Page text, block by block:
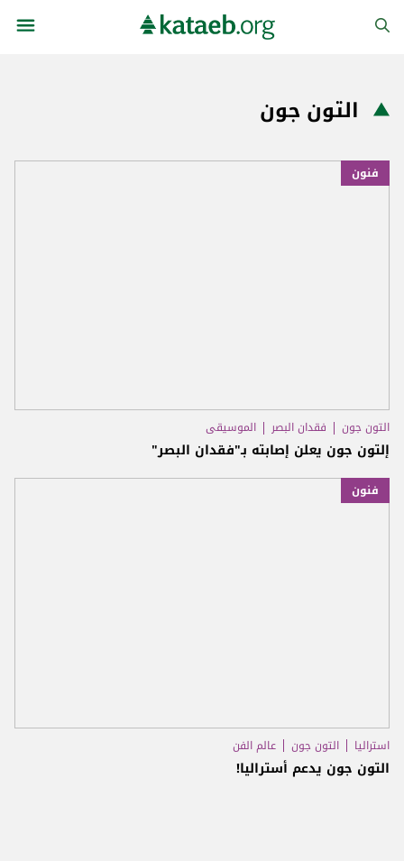
التون جون
فنون
التون جون فقدان البصر الموسيقى
إلتون جون يعلن إصابته بـ"فقدان البصر"
فنون
استراليا التون جون عالم الفن
التون جون يدعم أستراليا!